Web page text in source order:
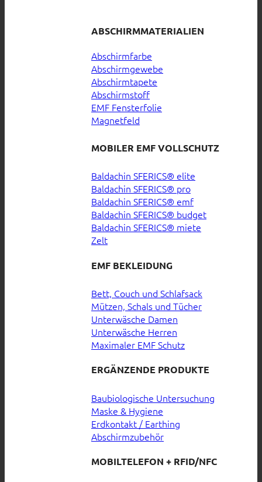
ABSCHIRMMATERIALIEN
Abschirmfarbe
Abschirmgewebe
Abschirmtapete
Abschirmstoff
EMF Fensterfolie
Magnetfeld
MOBILER EMF VOLLSCHUTZ
Baldachin SFERICS® elite
Baldachin SFERICS® pro
Baldachin SFERICS® emf
Baldachin SFERICS® budget
Baldachin SFERICS® miete
Zelt
EMF BEKLEIDUNG
Bett, Couch und Schlafsack
Mützen, Schals und Tücher
Unterwäsche Damen
Unterwäsche Herren
Maximaler EMF Schutz
ERGÄNZENDE PRODUKTE
Baubiologische Untersuchung
Maske & Hygiene
Erdkontakt / Earthing
Abschirmzubehör
MOBILTELEFON + RFID/NFC